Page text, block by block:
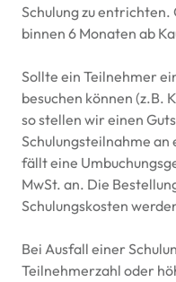
Schulung zu entrichten.
binnen 6 Monaten ab
Sollte ein Teilnehmer
besuchen können (z.B.
so stellen wir einen
Schulungsteilnahme an
fällt eine
MwSt. an. Die
Schulungskosten
Bei Ausfall einer
Teilnehmerzahl oder